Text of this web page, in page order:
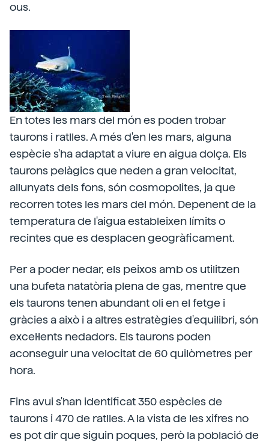
ous.
En totes les mars del món es poden trobar
taurons i ratlles. A més d'en les mars, alguna
espècie s'ha adaptat a viure en aigua dolça. Els
taurons pelàgics que neden a gran velocitat,
allunyats dels fons, són cosmopolites, ja que
recorren totes les mars del món. Depenent de la
temperatura de l'aigua estableixen límits o
recintes que es desplacen geogràficament.
Per a poder nedar, els peixos amb os utilitzen
una bufeta natatòria plena de gas, mentre que
els taurons tenen abundant oli en el fetge i
gràcies a això i a altres estratègies d'equilibri, són
excel·lents nedadors. Els taurons poden
aconseguir una velocitat de 60 quilòmetres per
hora.
Fins avui s'han identificat 350 espècies de
taurons i 470 de ratlles. A la vista de les xifres no
es pot dir que siguin poques, però la població de